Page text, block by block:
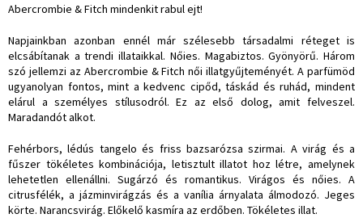
Abercrombie & Fitch mindenkit rabul ejt!
Napjainkban azonban ennél már szélesebb társadalmi réteget is
elcsábítanak a trendi illataikkal. Nőies. Magabiztos. Gyönyörű. Három
szó jellemzi az Abercrombie & Fitch női illatgyűjteményét. A parfümöd
ugyanolyan fontos, mint a kedvenc cipőd, táskád és ruhád, mindent
elárul a személyes stílusodról. Ez az első dolog, amit felveszel.
Maradandót alkot.
Fehérbors, lédús tangelo és friss bazsarózsa szirmai. A virág és a
fűszer tökéletes kombinációja, letisztult illatot hoz létre, amelynek
lehetetlen ellenállni. Sugárzó és romantikus. Virágos és nőies. A
citrusfélék, a jázminvirágzás és a vanília árnyalata álmodozó. Jeges
körte. Narancsvirág. Előkelő kasmíra az erdőben. Tökéletes illat.